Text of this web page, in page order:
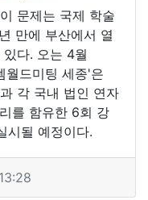
문제는 국제 학술
만에 부산에서 열
다. 오는 4월
드미팅 세종'은
각 국내 법인 연자
를 함유한 6회 강
시될 예정이다.